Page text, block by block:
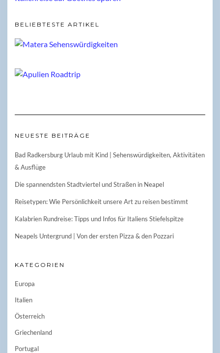
BELIEBTESTE ARTIKEL
NEUESTE BEITRÄGE
Bad Radkersburg Urlaub mit Kind | Sehenswürdigkeiten, Aktivitäten
& Ausflüge
Die spannendsten Stadtviertel und Straßen in Neapel
Reisetypen: Wie Persönlichkeit unsere Art zu reisen bestimmt
Kalabrien Rundreise: Tipps und Infos für Italiens Stiefelspitze
Neapels Untergrund | Von der ersten Pizza & den Pozzari
KATEGORIEN
Europa
Italien
Österreich
Griechenland
Portugal